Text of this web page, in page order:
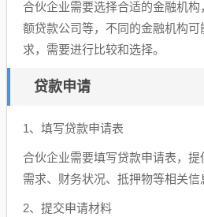
合伙企业需要选择合适的金融机
额贷款公司等，不同的金融机构
求，需要进行比较和选择。
贷款申请
1、填写贷款申请表
合伙企业需要填写贷款申请表，
需求、财务状况、抵押物等相关信
2、提交申请材料